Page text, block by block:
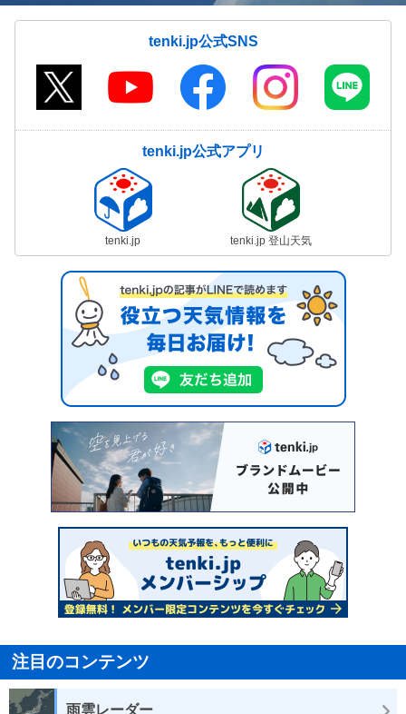
tenki.jp公式SNS
tenki.jp公式アプリ
tenki.jp tenki.jp 登山天気
注目のコンテンツ
雨雲レーダー